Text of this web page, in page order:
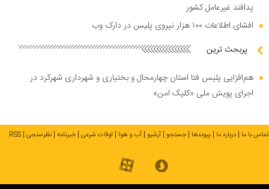
پدافند غیرعامل کشور
افشای اطلاعات ۱۰۰ هزار نیروی پلیس در دارک وب
پربحث ترین
هم‌افزایی پلیس فتا استان چهارمحال و بختیاری و شهرداری شهرکرد در
اجرای پویش ملی «کلیک امن»
تماس با ما درباره ما پیوندها جستجو آرشیو آب و هوا اوقات شرعی خبرنامه نظرسنجی RSS